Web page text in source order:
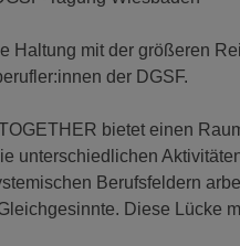
Haltung mit der größeren
der DGSF.
bietet einen
unterschiedlichen
Berufsfeldern
Diese Lücke